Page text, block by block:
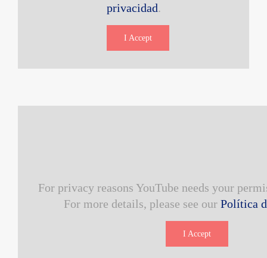
privacidad.
I Accept
For privacy reasons YouTube needs your
For more details, please see our Política
I Accept